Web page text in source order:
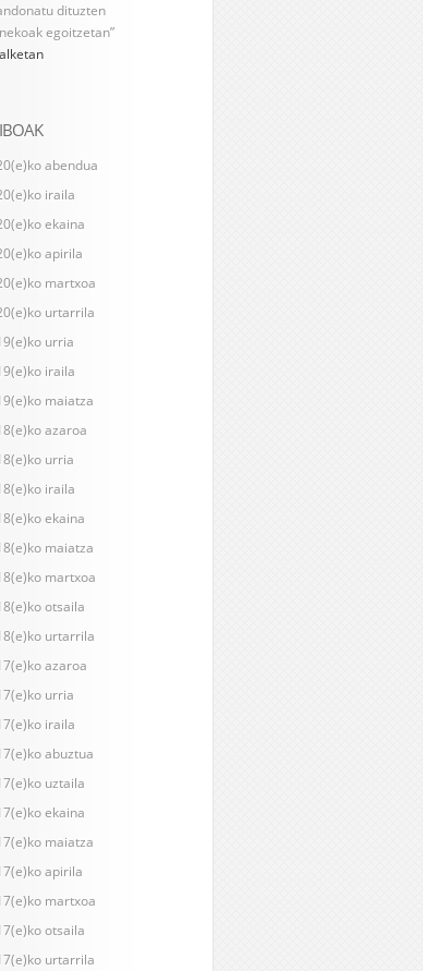
dituzten
egoitzetan”
abendua
iraila
ekaina
apirila
martxoa
urtarrila
urria
iraila
maiatza
azaroa
urria
iraila
ekaina
maiatza
martxoa
otsaila
urtarrila
azaroa
urria
iraila
abuztua
uztaila
ekaina
maiatza
apirila
martxoa
otsaila
urtarrila